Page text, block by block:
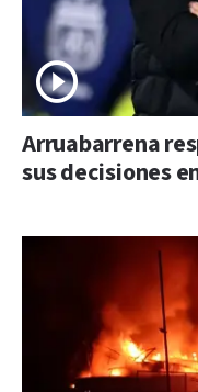
Arruabarrena
sus decisiones